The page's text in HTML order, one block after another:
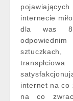
internecie
dla was 8
internet na co
na co